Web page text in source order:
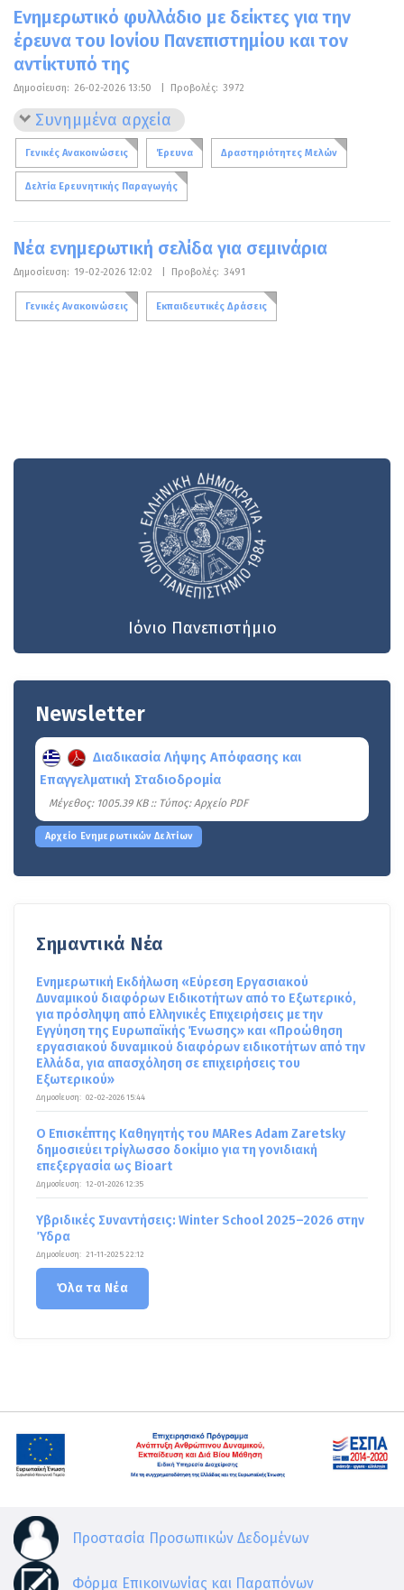
Ενημερωτικό φυλλάδιο με δείκτες για την
έρευνα του Ιονίου Πανεπιστημίου και τον
αντίκτυπό της
Δημοσίευση: 26-02-2026 13:50 Προβολές: 3972
Συνημμένα αρχεία
Γενικές Ανακοινώσεις Έρευνα Δραστηριότητες Μελών
Δελτία Ερευνητικής Παραγωγής
Νέα ενημερωτική σελίδα για σεμινάρια
Δημοσίευση: 19-02-2026 12:02 Προβολές: 3491
Γενικές Ανακοινώσεις Εκπαιδευτικές Δράσεις
Ιόνιο Πανεπιστήμιο
Newsletter
Διαδικασία Λήψης Απόφασης και
Επαγγελματική Σταδιοδρομία
Mέγεθος: 1005.39 KB :: Τύπος: Αρχείο PDF
Αρχείο Ενημερωτικών Δελτίων
Σημαντικά Νέα
Ενημερωτική Εκδήλωση «Εύρεση Εργασιακού
Δυναμικού διαφόρων Ειδικοτήτων από το Εξωτερικό,
για πρόσληψη από Ελληνικές Επιχειρήσεις με την
Εγγύηση της Ευρωπαϊκής Ένωσης» και «Προώθηση
εργασιακού δυναμικού διαφόρων ειδικοτήτων από την
Ελλάδα, για απασχόληση σε επιχειρήσεις του
Εξωτερικού»
Δημοσίευση: 02-02-2026 15:44
Ο Επισκέπτης Καθηγητής του MARes Adam Zaretsky
δημοσιεύει τρίγλωσσο δοκίμιο για τη γονιδιακή
επεξεργασία ως Bioart
Δημοσίευση: 12-01-2026 12:35
Υβριδικές Συναντήσεις: Winter School 2025–2026 στην
Ύδρα
Δημοσίευση: 21-11-2025 22:12
Όλα τα Νέα
Προστασία Προσωπικών Δεδομένων
Φόρμα Επικοινωνίας και Παραπόνων